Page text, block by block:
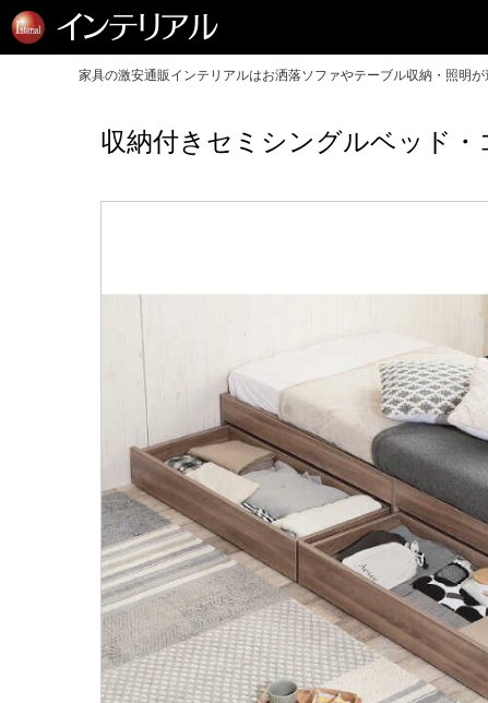
家具の激安通販インテリアルはお洒落ソファやテーブル収納・照明が
収納付きセミシングルベッド